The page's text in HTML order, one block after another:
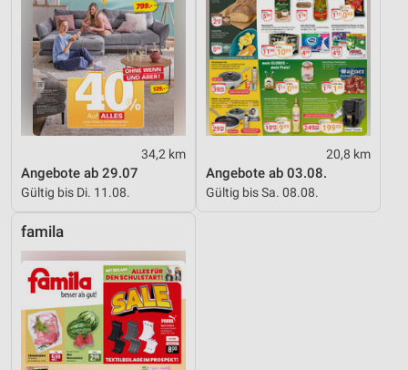
34,2 km
Angebote ab 29.07
Gültig bis Di. 11.08.
20,8 km
Angebote ab 03.08.
Gültig bis Sa. 08.08.
famila